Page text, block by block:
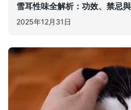
雪耳性味全解析：功效、禁忌
2025年12月31日